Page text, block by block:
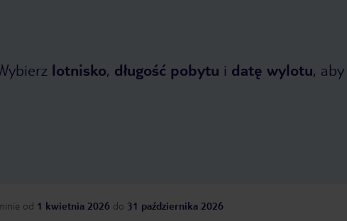
lotnisko, długość pobytu i datę wylotu,
od 1 kwietnia 2026 do 31 października 2026